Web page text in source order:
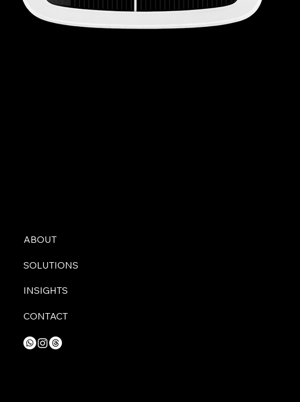
ABOUT
SOLUTIONS
INSIGHTS
CONTACT